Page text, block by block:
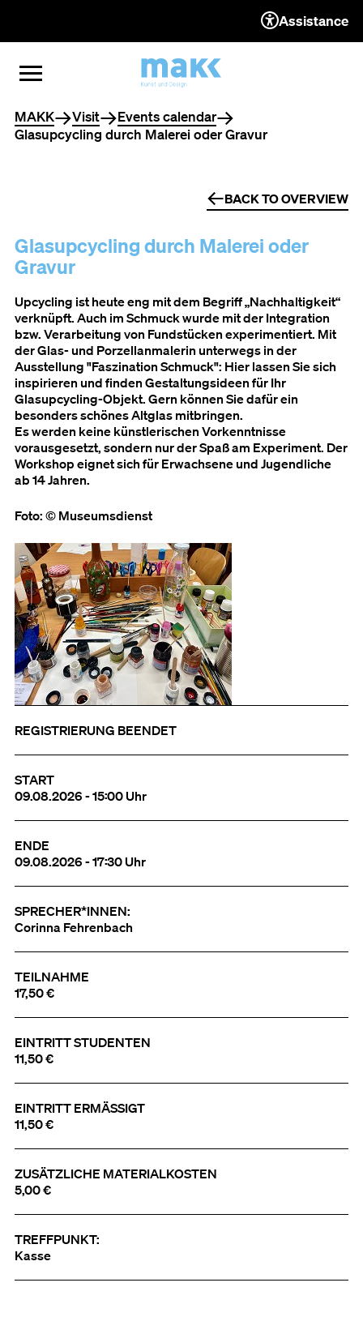
TO THE CONTENT
TO THE NAVIGATION
TO THE FOOTER
OPEN MENU
CLOSE MENU
Assistance
You are here
MAKK Visit
Events calendar
Glasupcycling durch Malerei oder Gravur
BACK TO OVERVIEW
Glasupcycling durch Malerei oder
Gravur
Upcycling ist heute eng mit dem Begriff „Nachhaltigkeit“
verknüpft. Auch im Schmuck wurde mit der Integration
bzw. Verarbeitung von Fundstücken experimentiert. Mit
der Glas- und Porzellanmalerin unterwegs in der
Ausstellung "Faszination Schmuck": Hier lassen Sie sich
inspirieren und finden Gestaltungsideen für Ihr
Glasupcycling-Objekt. Gern können Sie dafür ein
besonders schönes Altglas mitbringen.
Es werden keine künstlerischen Vorkenntnisse
vorausgesetzt, sondern nur der Spaß am Experiment. Der
Workshop eignet sich für Erwachsene und Jugendliche
ab 14 Jahren.
Foto: © Museumsdienst
REGISTRIERUNG BEENDET
START
09.08.2026 - 15:00 Uhr
ENDE
09.08.2026 - 17:30 Uhr
SPRECHER*INNEN:
Corinna Fehrenbach
TEILNAHME
17,50 €
EINTRITT STUDENTEN
11,50 €
EINTRITT ERMÄSSIGT
11,50 €
ZUSÄTZLICHE MATERIALKOSTEN
5,00 €
TREFFPUNKT:
Kasse